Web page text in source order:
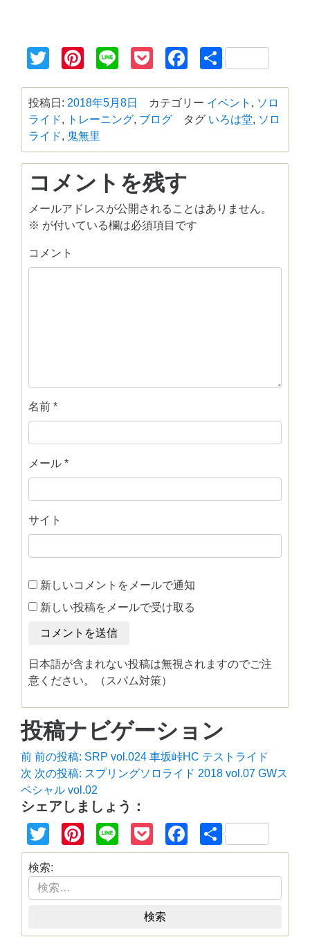
TwitterPinterest
Line PocketFacebook
共
投稿日: 2018年5月8日 カテゴリー イベント , ソロ
ライド, トレーニング, ブログ タグ いろは堂, ソロ
ライド, 鬼無里
コメントを残す
メールアドレスが公開されることはありません。
※ が付いている欄は必須項目です
コメント
名前 *
メール *
サイト
新しいコメントをメールで通知
新しい投稿をメールで受け取る
日本語が含まれない投稿は無視されますのでご注
意ください。（スパム対策）
投稿ナビゲーション
前 前の投稿: SRP vol.024 車坂峠HC テストライド
次 次の投稿: スプリングソロライド 2018 vol.07 GWス
ペシャル vol.02
シェアしましょう：
TwitterPinterest
Line PocketFacebook
共
有
検索:
検索